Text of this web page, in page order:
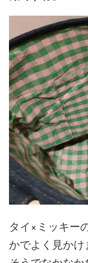
タイ×ミッキー
かでよく見か